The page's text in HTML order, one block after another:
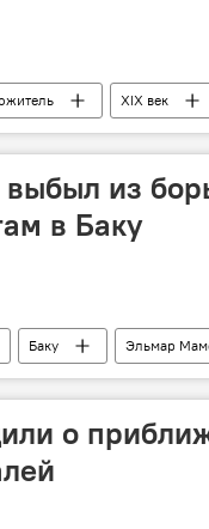
XIX век
из
в Баку
Баку Эльмар
о